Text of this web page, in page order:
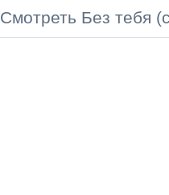
Смотреть Без тебя